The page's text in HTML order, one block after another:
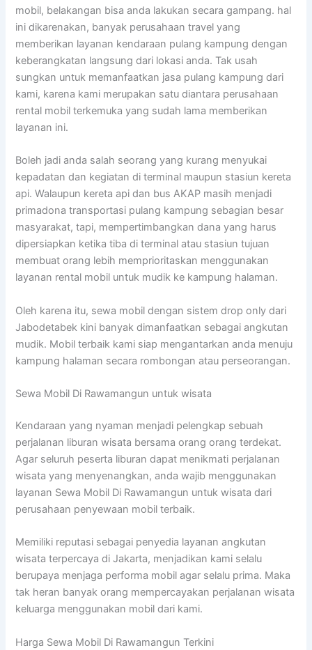
mobil, belakangan bisa anda lakukan secara gampang. hal
ini dikarenakan, banyak perusahaan travel yang
memberikan layanan kendaraan pulang kampung dengan
keberangkatan langsung dari lokasi anda. Tak usah
sungkan untuk memanfaatkan jasa pulang kampung dari
kami, karena kami merupakan satu diantara perusahaan
rental mobil terkemuka yang sudah lama memberikan
layanan ini.
Boleh jadi anda salah seorang yang kurang menyukai
kepadatan dan kegiatan di terminal maupun stasiun kereta
api. Walaupun kereta api dan bus AKAP masih menjadi
primadona transportasi pulang kampung sebagian besar
masyarakat, tapi, mempertimbangkan dana yang harus
dipersiapkan ketika tiba di terminal atau stasiun tujuan
membuat orang lebih memprioritaskan menggunakan
layanan rental mobil untuk mudik ke kampung halaman.
Oleh karena itu, sewa mobil dengan sistem drop only dari
Jabodetabek kini banyak dimanfaatkan sebagai angkutan
mudik. Mobil terbaik kami siap mengantarkan anda menuju
kampung halaman secara rombongan atau perseorangan.
Sewa Mobil Di Rawamangun untuk wisata
Kendaraan yang nyaman menjadi pelengkap sebuah
perjalanan liburan wisata bersama orang orang terdekat.
Agar seluruh peserta liburan dapat menikmati perjalanan
wisata yang menyenangkan, anda wajib menggunakan
layanan Sewa Mobil Di Rawamangun untuk wisata dari
perusahaan penyewaan mobil terbaik.
Memiliki reputasi sebagai penyedia layanan angkutan
wisata terpercaya di Jakarta, menjadikan kami selalu
berupaya menjaga performa mobil agar selalu prima. Maka
tak heran banyak orang mempercayakan perjalanan wisata
keluarga menggunakan mobil dari kami.
Harga Sewa Mobil Di Rawamangun Terkini